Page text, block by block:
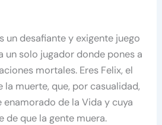
un desafiante y exigente juego
un solo jugador donde pones a
mortales. Eres Felix, el
la muerte, que, por casualidad,
de la Vida y cuya
de que la gente muera.